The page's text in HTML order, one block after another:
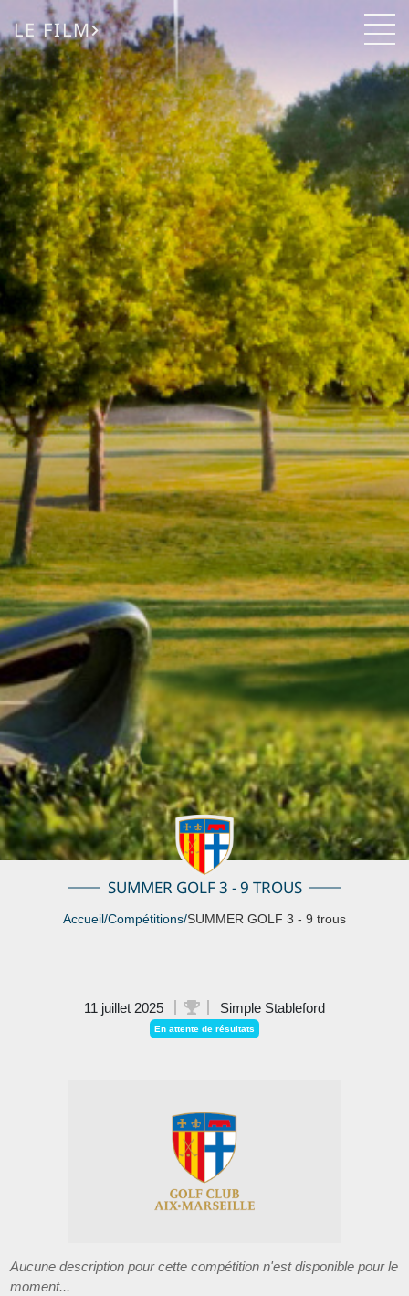
LE FILM
SUMMER GOLF 3 - 9 TROUS
Accueil/Compétitions/SUMMER GOLF 3 - 9 trous
11 juillet 2025 Simple Stableford
En attente de résultats
Aucune description pour cette compétition n'est disponible pour le
moment...